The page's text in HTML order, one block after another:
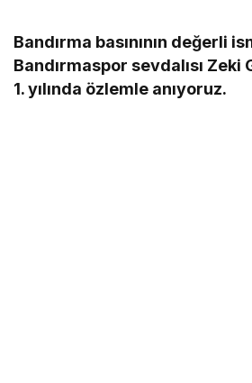
Bandırma basınının değerli
Bandırmaspor sevdalısı Zeki
1. yılında özlemle anıyoruz.